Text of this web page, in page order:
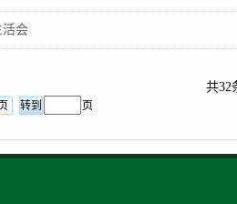
活会
共32
页